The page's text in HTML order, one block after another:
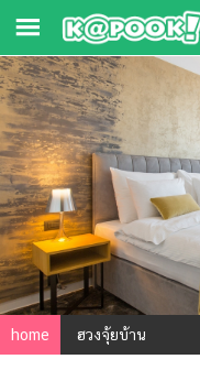
ข่าว-
ความ
รู้
ข่าว
ข่าว
บันเทิง
ตรวจ
หวย
home ฮวงจุ้ยบ้าน